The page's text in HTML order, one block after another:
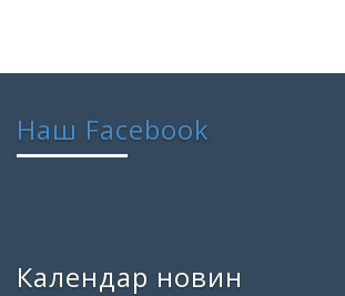
Наш Facebook
Календар новин